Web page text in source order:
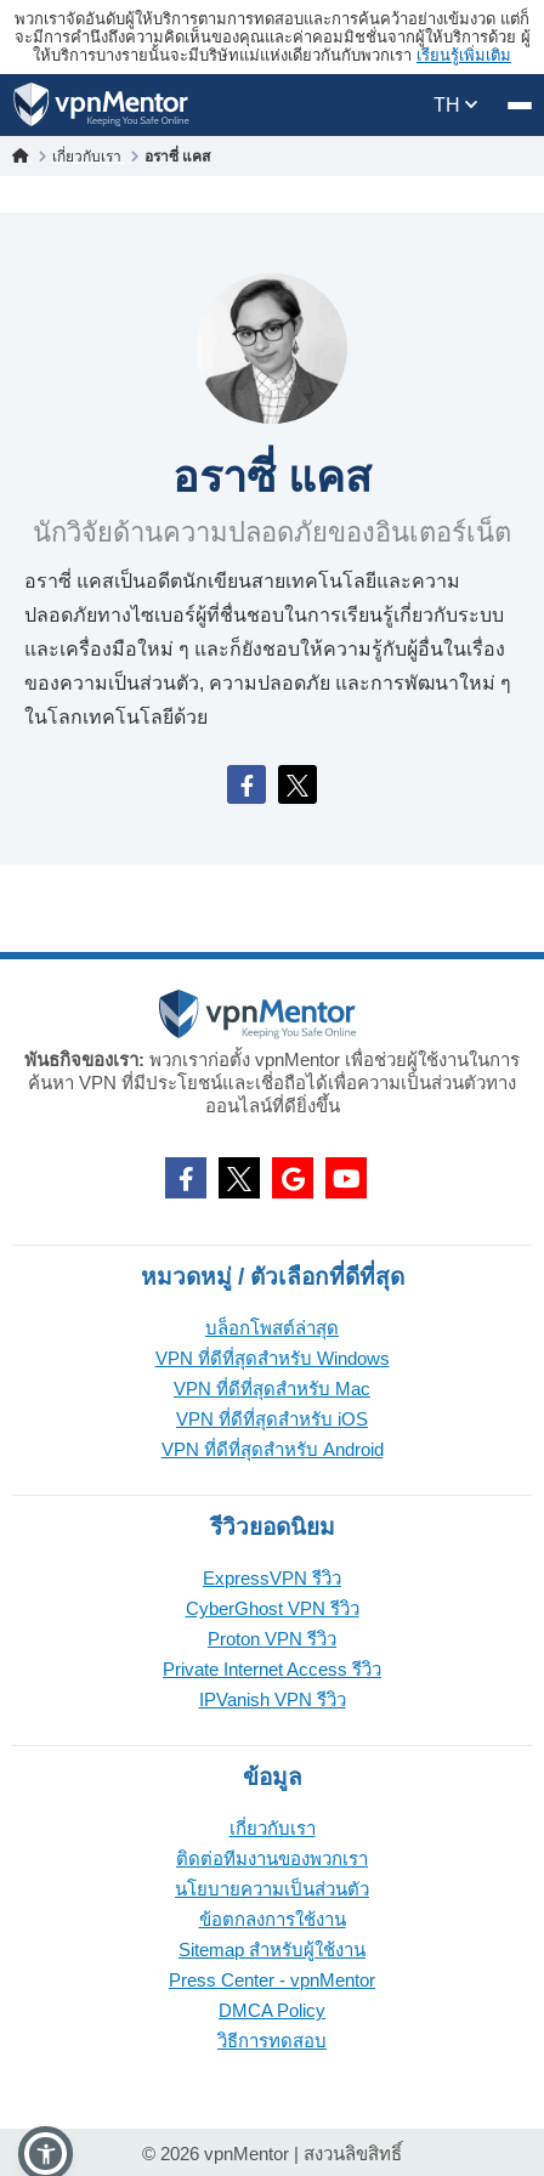
พวกเราจัดอันดับผู้ให้บริการตามการทดสอบและการค้นคว้าอย่างเข้มงวด แต่ก็
จะมีการคำนึงถึงความคิดเห็นของคุณและค่าคอมมิชชั่นจากผู้ให้บริการด้วย ผู้
ให้บริการบางรายนั้นจะมีบริษัทแม่แห่งเดียวกันกับพวกเรา เรียนรู้เพิ่มเติม
TH
เกี่ยวกับเรา อราซี่ แคส
อราซี่ แคส
นักวิจัยด้านความปลอดภัยของอินเตอร์เน็ต
อราซี่ แคสเป็นอดีตนักเขียนสายเทคโนโลยีและความ
ปลอดภัยทางไซเบอร์ผู้ที่ชื่นชอบในการเรียนรู้เกี่ยวกับระบบ
และเครื่องมือใหม่ ๆ และก็ยังชอบให้ความรู้กับผู้อื่นในเรื่อง
ของความเป็นส่วนตัว, ความปลอดภัย และการพัฒนาใหม่ ๆ
ในโลกเทคโนโลยีด้วย
พันธกิจของเรา: พวกเราก่อตั้ง vpnMentor เพื่อช่วยผู้ใช้งานในการ
ค้นหา VPN ที่มีประโยชน์และเชี่อถือได้เพื่อความเป็นส่วนตัวทาง
ออนไลน์ที่ดียิ่งขึ้น
หมวดหมู่ / ตัวเลือกที่ดีที่สุด
บล็อกโพสต์ล่าสุด
VPN ที่ดีที่สุดสำหรับ Windows
VPN ที่ดีที่สุดสำหรับ Mac
VPN ที่ดีที่สุดสำหรับ iOS
VPN ที่ดีที่สุดสำหรับ Android
รีวิวยอดนิยม
ExpressVPN รีวิว
CyberGhost VPN รีวิว
Proton VPN รีวิว
Private Internet Access รีวิว
IPVanish VPN รีวิว
ข้อมูล
เกี่ยวกับเรา
ติดต่อทีมงานของพวกเรา
นโยบายความเป็นส่วนตัว
ข้อตกลงการใช้งาน
Sitemap สำหรับผู้ใช้งาน
Press Center - vpnMentor
DMCA Policy
วิธีการทดสอบ
© 2026 vpnMentor | สงวนลิขสิทธิ์